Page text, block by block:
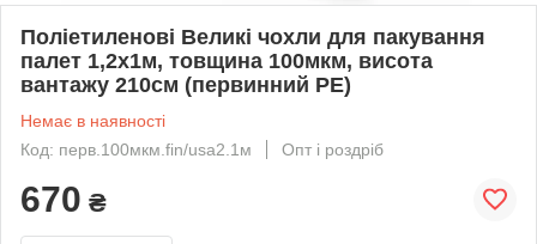
Поліетиленові Великі чохли для пакування
палет 1,2х1м, товщина 100мкм, висота
вантажу 210см (первинний PE)
Немає в наявності
Код: перв.100мкм.fin/usa2.1м
Опт і роздріб
670 ₴